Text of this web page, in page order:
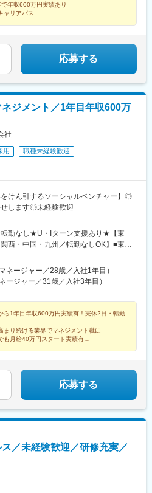
摩川にて新規オープン★別事業へのキ
可能☆ページ下部「勤務地の一例」も
マネージャーコース】◆全国募集／引越
の勤務地は現在お住まいの地域又はジ
談の上決定◆引越し手当支給・家賃無
期キャリアアップしたい方に最適なポ
年収600万円実績あり
ャリアパス
応募する
ジメント／1年目年収600万
社
用
職種未経験歓迎
をけん引するソーシャルベンチャー】◎
します◎未経験歓迎
勤なし★U・Iターン支援あり★【東
西・中国・九州／転勤なしOK】■東北
京、神奈川、新潟、富山、山梨、長野■
三重■関西／滋賀、京都、大阪、兵庫、
／岡山、広島、山口、徳島、香川、愛
移住希望の方優遇】：サポート制度も
のお住まいに関わらずご希望をお知ら
プラン』あり（規定有）：下記勤務地
軽にご相談ください！※【北海道】【東
県】【三重県】【滋賀県】【沖縄県】
り（規定有）・U・Iターン転勤希望者
定有）★江戸川・川崎・湘南・川越・香
業所オープン！
ネージャー／28歳／入社1年目）
ージャー／31歳／入社3年目）
ら1年目年収600万円実績有！完休2日・転勤
り続ける業界でマネジメント職に
も月給40万円スタート実績有
応募する
／未経験歓迎／研修充実／